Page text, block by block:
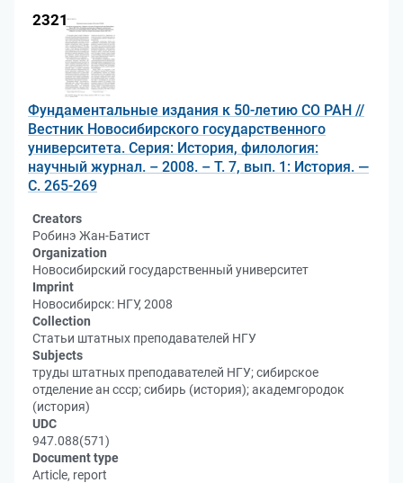
2321
Фундаментальные издания к 50-летию СО РАН //
Вестник Новосибирского государственного
университета. Серия: История, филология:
научный журнал. – 2008. – Т. 7, вып. 1: История. —
С. 265-269
Creators
Робинэ Жан-Батист
Organization
Новосибирский государственный университет
Imprint
Новосибирск: НГУ, 2008
Collection
Статьи штатных преподавателей НГУ
Subjects
труды штатных преподавателей НГУ; сибирское
отделение ан ссср; сибирь (история); академгородок
(история)
UDC
947.088(571)
Document type
Article, report